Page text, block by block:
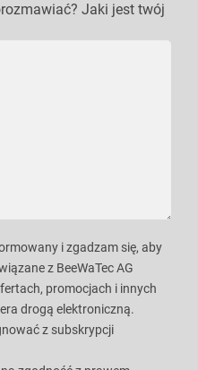
Jaki jest twój
i zgadzam się, aby
z BeeWaTec AG
promocjach i innych
drogą elektroniczną.
z subskrypcji